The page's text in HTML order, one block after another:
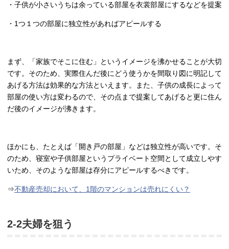
・子供が小さいうちは余っている部屋を衣裳部屋にするなどを提案
・1つ１つの部屋に独立性があればアピールする
まず、「家族でそこに住む」というイメージを沸かせることが大切
です。そのため、実際住んだ後にどう使うかを間取り図に明記して
あげる方法は効果的な方法といえます。また、子供の成長によって
部屋の使い方は変わるので、その点まで提案してあげると更に住ん
だ後のイメージが沸きます。
ほかにも、たとえば「開き戸の部屋」などは独立性が高いです。そ
のため、寝室や子供部屋というプライベート空間として成立しやす
いため、そのような部屋は存分にアピールするべきです。
⇒不動産売却において、1階のマンションは売れにくい？
2-2夫婦を狙う